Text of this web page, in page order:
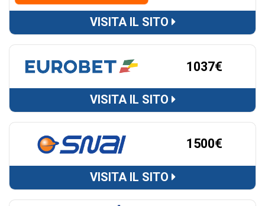
VISITA IL SITO
1037€
VISITA IL SITO
1500€
VISITA IL SITO